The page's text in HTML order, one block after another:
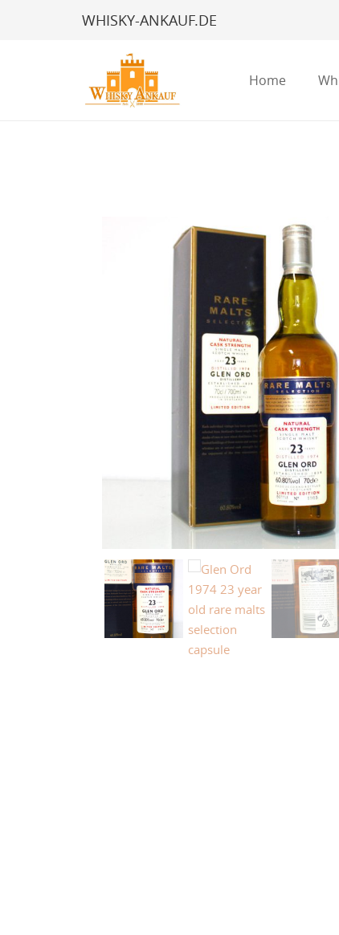
WHISKY-ANKAUF.DE
Home